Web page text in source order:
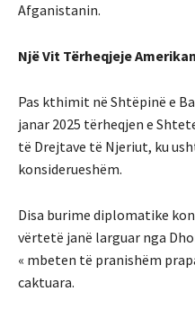
Afganistanin.
Një Vit Tërheqjeje
Pas kthimit në Shtëpinë e
janar 2025 tërheqjen e
të Drejtave të Njeriut, ku
konsiderueshëm.
Disa burime diplomatike
vërtetë janë larguar nga
« mbeten të pranishëm
caktuara.